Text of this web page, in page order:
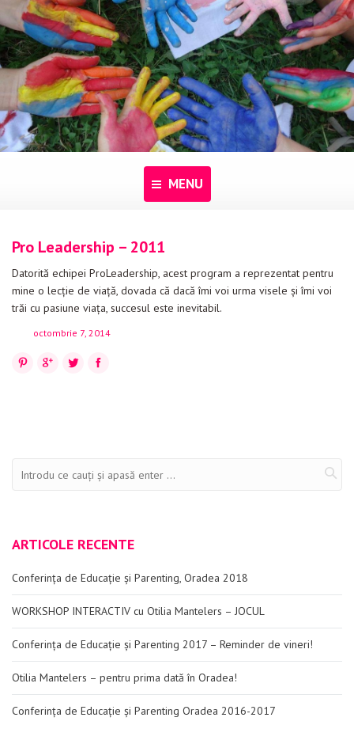
MENU
Despre noi
Programe
Pentru dascăli
Evenimente
Pro Leadership – 2011
Datorită echipei ProLeadership, acest program a reprezentat pentru
mine o lecție de viață, dovada că dacă îmi voi urma visele și îmi voi
trăi cu pasiune viața, succesul este inevitabil.
octombrie 7, 2014
Facebook
Twitter
Google+
Pinterest
ARTICOLE RECENTE
Conferința de Educație și Parenting, Oradea 2018
WORKSHOP INTERACTIV cu Otilia Mantelers – JOCUL
Conferința de Educație și Parenting 2017 – Reminder de vineri!
Otilia Mantelers – pentru prima dată în Oradea!
Conferința de Educație și Parenting Oradea 2016-2017